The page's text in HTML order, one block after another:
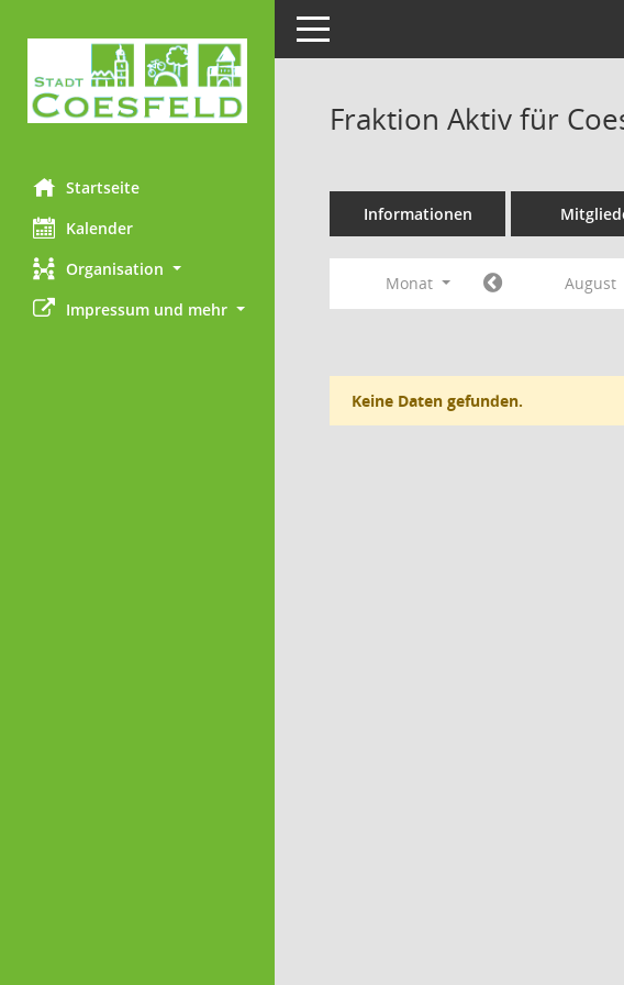
Startseite
Kalender
Organisation
Impressum und mehr
Toggle navigation
Fraktion Aktiv für
Informationen
Monat August
Keine Daten gefunden.